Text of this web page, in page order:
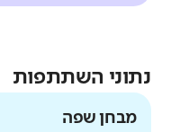
נתוני השתתפות
מבחן שפה